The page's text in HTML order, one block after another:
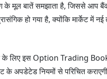
के मूल बातें समझाता है, जिससे आप
हो गया है, क्योंकि मार्केट में
के लिए इस Option Trading
के अपडेटेड नियमों से परिचित